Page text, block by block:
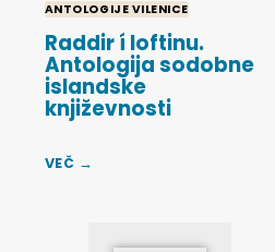
ANTOLOGIJE VILENICE
Raddir í loftinu.
Antologija sodobne
islandske
književnosti
VEČ →